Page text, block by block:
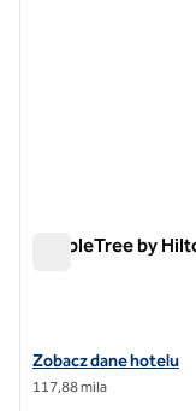
DoubleTree by
Zobacz szczegóły
Zobacz dane hotelu
117,88 mila